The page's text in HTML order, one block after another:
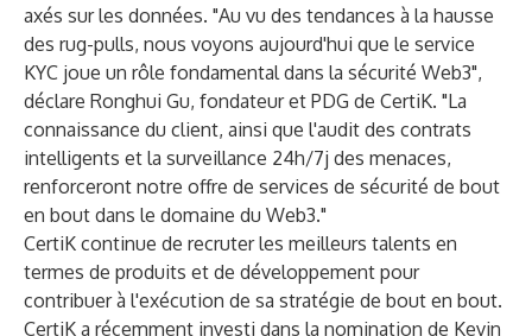
axés sur les données. "Au vu des tendances à la hausse
des rug-pulls, nous voyons aujourd'hui que le service
KYC joue un rôle fondamental dans la sécurité Web3",
déclare Ronghui Gu, fondateur et PDG de CertiK. "La
connaissance du client, ainsi que l'audit des contrats
intelligents et la surveillance 24h/7j des menaces,
renforceront notre offre de services de sécurité de bout
en bout dans le domaine du Web3."
CertiK continue de recruter les meilleurs talents en
termes de produits et de développement pour
contribuer à l'exécution de sa stratégie de bout en bout.
CertiK a récemment investi dans la nomination de Kevin